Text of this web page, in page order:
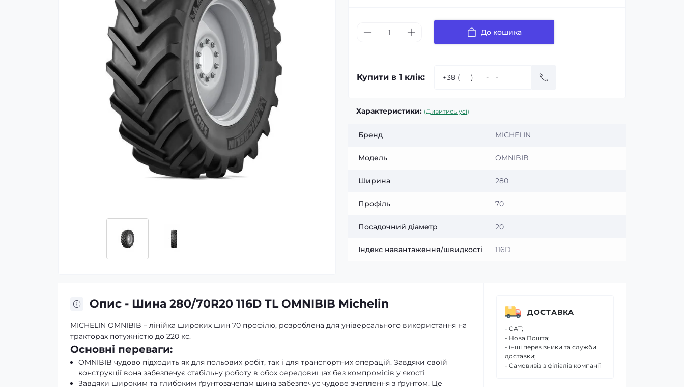
До кошика
Купити в 1 клік:
Характеристики: (Дивитись усі)
Бренд MICHELIN
Модель OMNIBIB
Ширина 280
Профіль 70
Посадочний діаметр 20
Індекс навантаження/швидкості 116D
Опис - Шина 280/70R20 116D TL OMNIBIB Michelin
MICHELIN OMNIBIB – лінійка широких шин 70 профілю, розроблена для універсального використання на
тракторах потужністю до 220 кс.
Основні переваги:
OMNIBIB чудово підходить як для польових робіт, так і для транспортних операцій. Завдяки своїй
конструкції вона забезпечує стабільну роботу в обох середовищах без компромісів у якості
Завдяки широким та глибоким ґрунтозачепам шина забезпечує чудове зчеплення з ґрунтом. Це
ДОСТАВКА
- САТ;
- Нова Пошта;
- інші перевізники та служби
доставки;
- Самовивіз з філіалів компанії